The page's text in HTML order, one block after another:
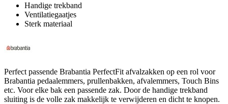
Handige trekband
Ventilatiegaatjes
Sterk materiaal
Perfect passende Brabantia PerfectFit afvalzakken op een rol voor
Brabantia pedaalemmers, prullenbakken, afvalemmers, Touch Bins
etc. Voor elke bak een passende zak. Door de handige trekband
sluiting is de volle zak makkelijk te verwijderen en dicht te knopen.